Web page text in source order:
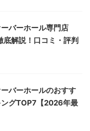
バーホール専門店
底解説！口コミ・評判
バーホールのおすす
グTOP7【2026年最